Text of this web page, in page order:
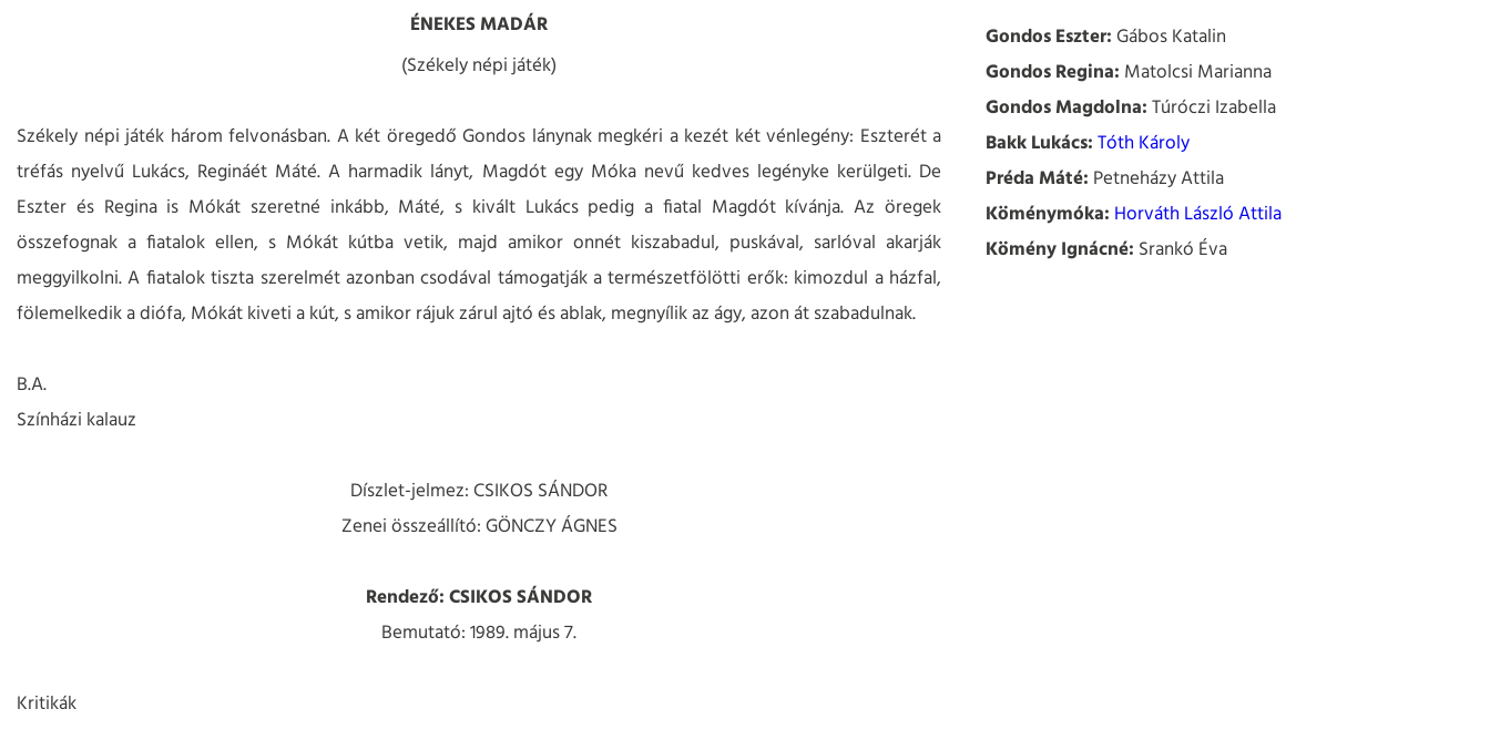
ÉNEKES MADÁR
(Székely népi játék)
Székely népi játék három felvonásban. A két öregedő Gondos lánynak megkéri a kezét két vénlegény: Eszterét a
tréfás nyelvű Lukács, Regináét Máté. A harmadik lányt, Magdót egy Móka nevű kedves legényke kerülgeti. De
Eszter és Regina is Mókát szeretné inkább, Máté, s kivált Lukács pedig a fiatal Magdót kívánja. Az öregek
összefognak a fiatalok ellen, s Mókát kútba vetik, majd amikor onnét kiszabadul, puskával, sarlóval akarják
meggyilkolni. A fiatalok tiszta szerelmét azonban csodával támogatják a természetfölötti erők: kimozdul a házfal,
fölemelkedik a diófa, Mókát kiveti a kút, s amikor rájuk zárul ajtó és ablak, megnyílik az ágy, azon át szabadulnak.
B.A.
Színházi kalauz
Díszlet-jelmez: CSIKOS SÁNDOR
Zenei összeállító: GÖNCZY ÁGNES
Rendező: CSIKOS SÁNDOR
Bemutató: 1989. május 7.
Kritikák
Gondos Eszter:Gábos Katalin
Gondos Regina: Matolcsi Marianna
Gondos Magdolna:Túróczi Izabella
Bakk Lukács:Tóth Károly
Préda Máté: Petneházy Attila
Köménymóka: Horváth László Attila
Kömény Ignácné: Srankó Éva